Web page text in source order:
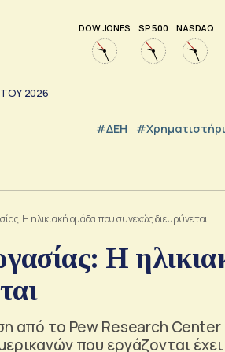
DOW JONES SP 500 NASDAQ
2026
#ΔΕΗ
Η ηλικιακή ομάδα που συνεχώς διευρύνεται
Η
από το Pew Research Center
που εργάζονται